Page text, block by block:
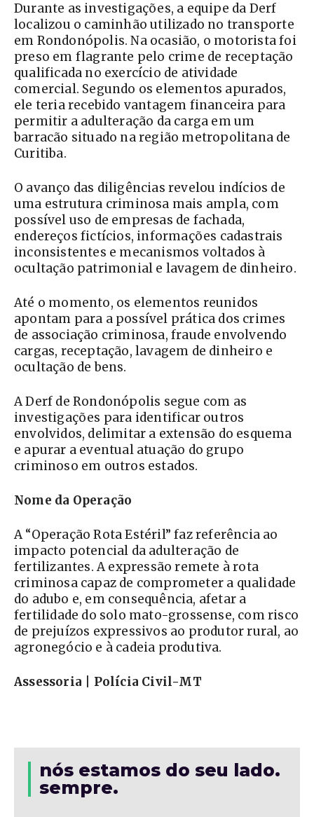
Durante as investigações, a equipe da Derf
localizou o caminhão utilizado no transporte
em Rondonópolis. Na ocasião, o motorista foi
preso em flagrante pelo crime de receptação
qualificada no exercício de atividade
comercial. Segundo os elementos apurados,
ele teria recebido vantagem financeira para
permitir a adulteração da carga em um
barracão situado na região metropolitana de
Curitiba.
O avanço das diligências revelou indícios de
uma estrutura criminosa mais ampla, com
possível uso de empresas de fachada,
endereços fictícios, informações cadastrais
inconsistentes e mecanismos voltados à
ocultação patrimonial e lavagem de dinheiro.
Até o momento, os elementos reunidos
apontam para a possível prática dos crimes
de associação criminosa, fraude envolvendo
cargas, receptação, lavagem de dinheiro e
ocultação de bens.
A Derf de Rondonópolis segue com as
investigações para identificar outros
envolvidos, delimitar a extensão do esquema
e apurar a eventual atuação do grupo
criminoso em outros estados.
Nome da Operação
A “Operação Rota Estéril” faz referência ao
impacto potencial da adulteração de
fertilizantes. A expressão remete à rota
criminosa capaz de comprometer a qualidade
do adubo e, em consequência, afetar a
fertilidade do solo mato-grossense, com risco
de prejuízos expressivos ao produtor rural, ao
agronegócio e à cadeia produtiva.
Assessoria | Polícia Civil-MT
nós estamos do seu lado.
sempre.